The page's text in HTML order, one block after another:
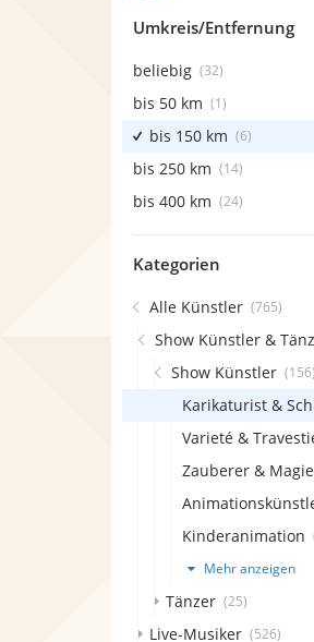
Umkreis/Entfernung
beliebig (32)
bis 50 km (1)
bis 150 km (6)
bis 250 km (14)
bis 400 km (24)
Kategorien
Alle Künstler (765)
Show Künstler &
Show Künstler (156)
Varieté &
Zauberer &
Kinderanimation
Mehr anzeigen
Tänzer (25)
Live-Musiker (526)